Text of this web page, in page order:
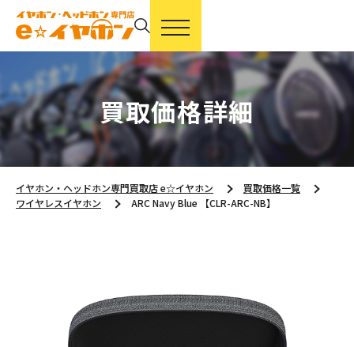
買取価格詳細
イヤホン・ヘッドホン専門買取店 e☆イヤホン
買取価格一覧
ワイヤレスイヤホン
ARC Navy Blue 【CLR-ARC-NB】